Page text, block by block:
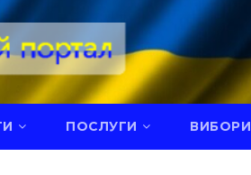
ПОСЛУГИ ВИБОРИ